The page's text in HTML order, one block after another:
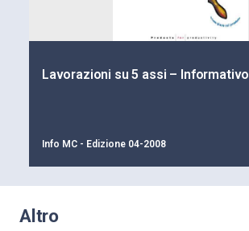
Lavorazioni su 5 assi – Informativo
Info MC - Edizione 04-2008
Altro